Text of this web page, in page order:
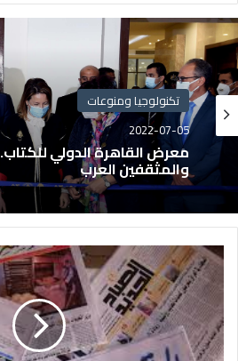
تكنولوجيا ومنوعات
2022-07-05
معرض القاهرة الدولي
والمثقفين العرب